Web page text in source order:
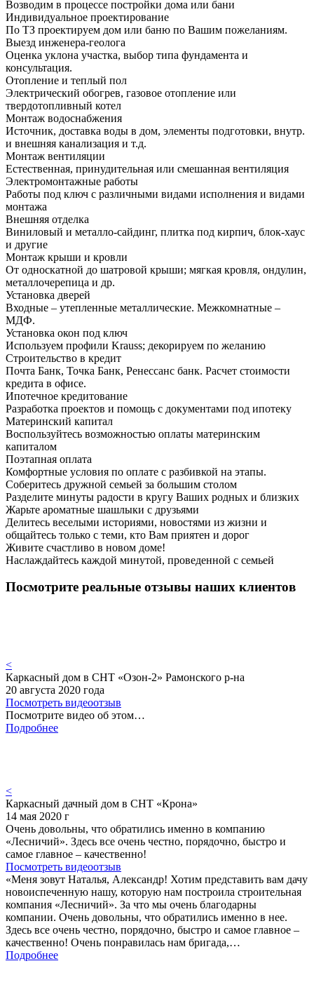
Возводим в процессе постройки дома или бани
Индивидуальное проектирование
По ТЗ проектируем дом или баню по Вашим пожеланиям.
Выезд инженера-геолога
Оценка уклона участка, выбор типа фундамента и
консультация.
Отопление и теплый пол
Электрический обогрев, газовое отопление или
твердотопливный котел
Монтаж водоснабжения
Источник, доставка воды в дом, элементы подготовки, внутр.
и внешняя канализация и т.д.
Монтаж вентиляции
Естественная, принудительная или смешанная вентиляция
Электромонтажные работы
Работы под ключ с различными видами исполнения и видами
монтажа
Внешняя отделка
Виниловый и металло-сайдинг, плитка под кирпич, блок-хаус
и другие
Монтаж крыши и кровли
От односкатной до шатровой крыши; мягкая кровля, ондулин,
металлочерепица и др.
Установка дверей
Входные – утепленные металлические. Межкомнатные –
МДФ.
Установка окон под ключ
Используем профили Krauss; декорируем по желанию
Строительство в кредит
Почта Банк, Точка Банк, Ренессанс банк. Расчет стоимости
кредита в офисе.
Ипотечное кредитование
Разработка проектов и помощь с документами под ипотеку
Материнский капитал
Воспользуйтесь возможностью оплаты материнским
капиталом
Поэтапная оплата
Комфортные условия по оплате с разбивкой на этапы.
Соберитесь дружной семьей за большим столом
Разделите минуты радости в кругу Ваших родных и близких
Жарьте ароматные шашлыки с друзьями
Делитесь веселыми историями, новостями из жизни и
общайтесь только с теми, кто Вам приятен и дорог
Живите счастливо в новом доме!
Наслаждайтесь каждой минутой, проведенной с семьей
Посмотрите реальные отзывы наших клиентов
<
Каркасный дом в СНТ «Озон-2» Рамонского р-на
20 августа 2020 года
Посмотреть видеоотзыв
Посмотрите видео об этом…
Подробнее
<
Каркасный дачный дом в СНТ «Крона»
14 мая 2020 г
Очень довольны, что обратились именно в компанию
«Лесничий». Здесь все очень честно, порядочно, быстро и
самое главное – качественно!
Посмотреть видеоотзыв
«Меня зовут Наталья, Александр! Хотим представить вам дачу
новоиспеченную нашу, которую нам построила строительная
компания «Лесничий». За что мы очень благодарны
компании. Очень довольны, что обратились именно в нее.
Здесь все очень честно, порядочно, быстро и самое главное –
качественно! Очень понравилась нам бригада,…
Подробнее